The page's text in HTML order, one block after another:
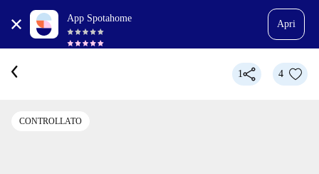
App Spotahome
Apri
1 4
CONTROLLATO